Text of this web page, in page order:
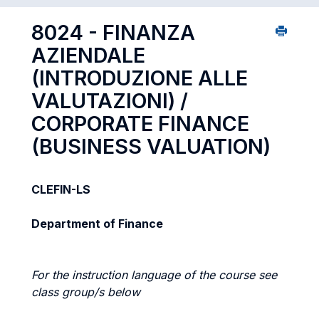
8024 - FINANZA
AZIENDALE
(INTRODUZIONE ALLE
VALUTAZIONI) /
CORPORATE FINANCE
(BUSINESS VALUATION)
CLEFIN-LS
Department of Finance
For the instruction language of the course see
class group/s below